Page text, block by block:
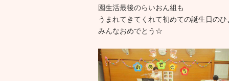
園生活最後のらいおん組も
うまれてきてくれて初めての誕生日のひ
みんなおめでとう☆